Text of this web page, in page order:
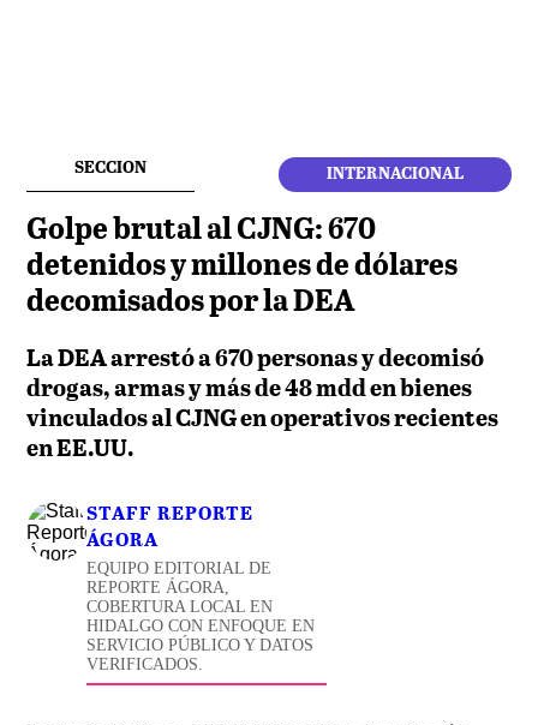
SECCION INTERNACIONAL
Golpe brutal al CJNG: 670
detenidos y millones de dólares
decomisados por la DEA
La DEA arrestó a 670 personas y decomisó
drogas, armas y más de 48 mdd en bienes
vinculados al CJNG en operativos recientes
en EE.UU.
STAFF REPORTE
ÁGORA
EQUIPO EDITORIAL DE
REPORTE ÁGORA,
COBERTURA LOCAL EN
HIDALGO CON ENFOQUE EN
SERVICIO PÚBLICO Y DATOS
VERIFICADOS.